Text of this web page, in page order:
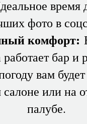
время
фото в
комфорт:
работает бар и
вам
салоне или на
палубе.